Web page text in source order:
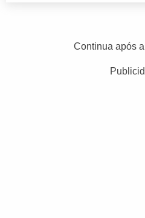
Continua após